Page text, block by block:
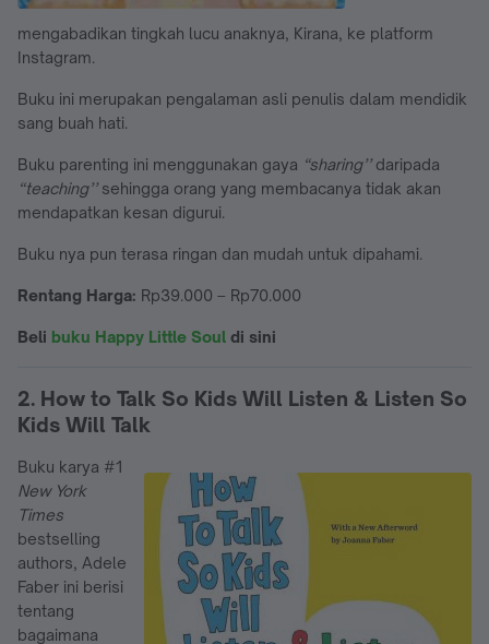
mengabadikan tingkah lucu anaknya, Kirana, ke platform
Instagram.
Buku ini merupakan pengalaman asli penulis dalam mendidik
sang buah hati.
Buku parenting ini menggunakan gaya “sharing’’daripada
“teaching’’sehingga orang yang membacanya tidak akan
mendapatkan kesan digurui.
Buku nya pun terasa ringan dan mudah untuk dipahami.
Rentang Harga: Rp39.000 – Rp70.000
Beli buku Happy Little Soul di sini
2. How to Talk So Kids Will Listen & Listen So
Kids Will Talk
Buku karya #1
New York
Times
bestselling
authors, Adele
Faber ini berisi
tentang
bagaimana